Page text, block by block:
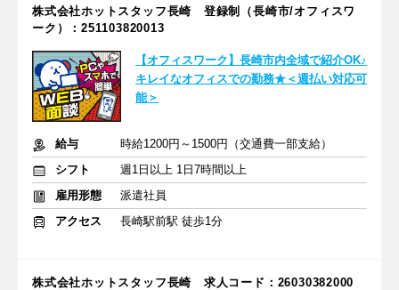
株式会社ホットスタッフ長崎 登録制（長崎市/オフィスワ
ーク）：251103820013
【オフィスワーク】長崎市内全域で紹介OK♪
キレイなオフィスでの勤務★＜週払い対応可
能＞
給与
時給1200円～1500円（交通費一部支給）
シフト
週1日以上 1日7時間以上
雇用形態
派遣社員
アクセス
長崎駅前駅 徒歩1分
株式会社ホットスタッフ長崎 求人コード：26030382000